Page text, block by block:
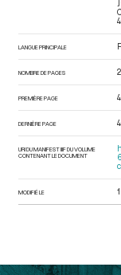
LANGUE PRINCIPALE
NOMBRE DE PAGES 2
PREMIÈRE PAGE
DERNIÈRE PAGE
URI DU MANIFEST IIIF DU VOLUME
CONTENANT LE DOCUMENT
MODIFIÉ LE